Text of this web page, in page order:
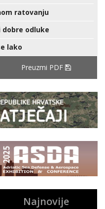
ratovanju
dobre odluke
lako
Preuzmi PDF
Najnovije